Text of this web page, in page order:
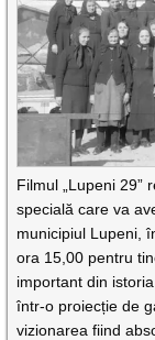
Filmul „Lupeni 29”
specială care va
municipiul Lupeni,
ora 15,00 pentru
important din
într-o proiecție de
vizionarea fiind